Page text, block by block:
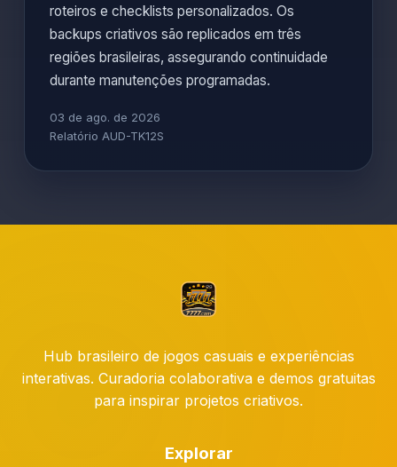
roteiros e checklists personalizados. Os
backups criativos são replicados em três
regiões brasileiras, assegurando continuidade
durante manutenções programadas.
03 de ago. de 2026
Relatório AUD-TK12S
Hub brasileiro de jogos casuais e experiências
interativas. Curadoria colaborativa e demos gratuitas
para inspirar projetos criativos.
Explorar